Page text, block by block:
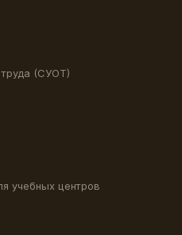
(СУОТ)
учебных центров